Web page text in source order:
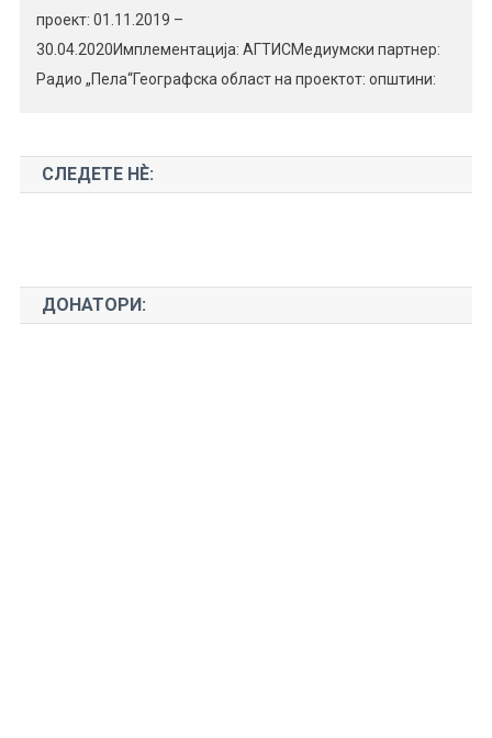
Италија. […]
проект: 01.11.2019 –
30.04.2020Имплементација: АГТИСМедиумски партнер:
Радио „Пела“Географска област на проектот: општини:
едукација и развој на дискусионен процес за критичко
мислење и демократски вредности преку методот
патка Проверете кому што му е битно […]
СЛЕДЕТЕ НЀ:
ДОНАТОРИ: